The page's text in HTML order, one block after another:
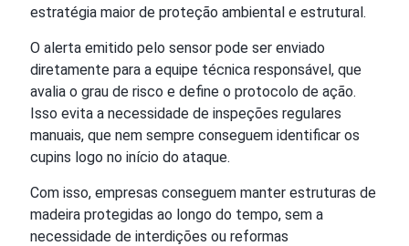
estratégia maior de proteção ambiental e estrutural.
O alerta emitido pelo sensor pode ser enviado
diretamente para a equipe técnica responsável, que
avalia o grau de risco e define o protocolo de ação.
Isso evita a necessidade de inspeções regulares
manuais, que nem sempre conseguem identificar os
cupins logo no início do ataque.
Com isso, empresas conseguem manter estruturas de
madeira protegidas ao longo do tempo, sem a
necessidade de interdições ou reformas